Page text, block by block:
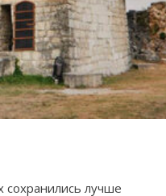
лучше